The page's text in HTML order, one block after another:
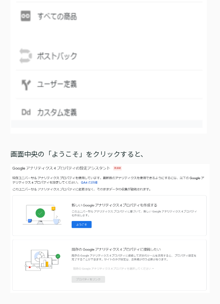
画面中央の「ようこそ」をクリックすると、